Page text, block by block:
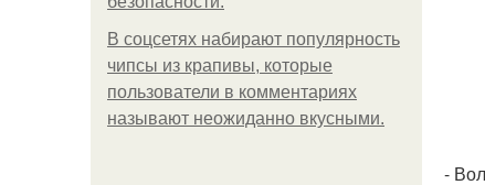
В соцсетях набирают популярность
чипсы из крапивы, которые
пользователи в комментариях
называют неожиданно вкусными.
-